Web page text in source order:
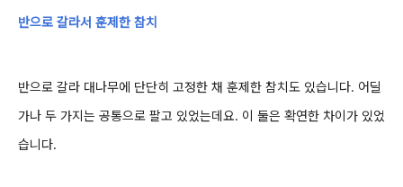
반으로 갈라서 훈제한 참치
반으로 갈라 대나무에 단단히 고정한 채 훈제한 참치도 있습니다. 어딜
가나 두 가지는 공통으로 팔고 있었는데요. 이 둘은 확연한 차이가 있었
습니다.